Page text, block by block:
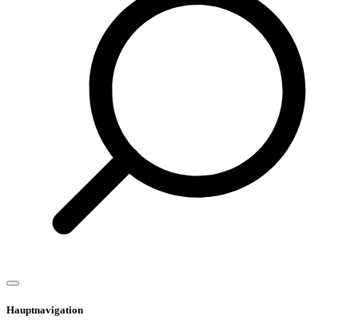
Hauptnavigation